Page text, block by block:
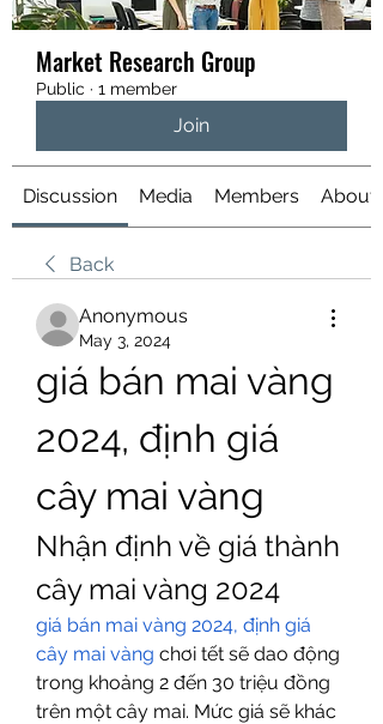
Market Research Group
Public · 1 member
Join
Discussion Media Members About
Back
Anonymous
May 3, 2024
giá bán mai vàng
2024, định giá
cây mai vàng
Nhận định về giá thành
cây mai vàng 2024
giá bán mai vàng 2024, định giá
cây mai vàng chơi tết sẽ dao động
trong khoảng 2 đến 30 triệu đồng
trên một cây mai. Mức giá sẽ khác